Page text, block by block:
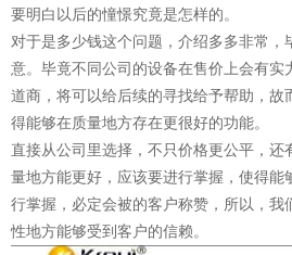
要明白以后的憧憬究竟是怎样的。
对于是多少钱这个问题，介绍多多非常，
意。毕竟不同公司的设备在售价上会有实
道商，将可以给后续的寻找给予帮助，故
得能够在质量地方存在更很好的功能。
直接从公司里选择，不只价格更公平，还
量地方能更好，应该要进行掌握，使得能
行掌握，必定会被的客户称赞，所以，我
性地方能够受到客户的信赖。